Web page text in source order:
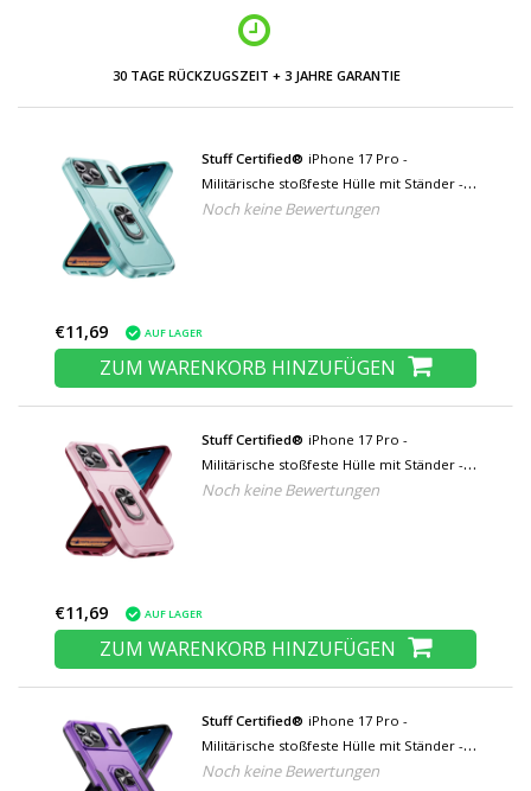
30 TAGE RÜCKZUGSZEIT + 3 JAHRE GARANTIE
Stuff Certified® iPhone 17 Pro -
Militärische stoßfeste Hülle mit Ständer -
Grip Socket Magnetische Schutzhülle -
Noch keine Bewertungen
€11,69 AUF LAGER
ZUM WARENKORB HINZUFÜGEN
Stuff Certified® iPhone 17 Pro -
Militärische stoßfeste Hülle mit Ständer -
Grip Socket Magnetische Schutzhülle -
Noch keine Bewertungen
€11,69 AUF LAGER
ZUM WARENKORB HINZUFÜGEN
Stuff Certified® iPhone 17 Pro -
Militärische stoßfeste Hülle mit Ständer -
Grip Socket Magnetische Schutzhülle - Lila
Noch keine Bewertungen